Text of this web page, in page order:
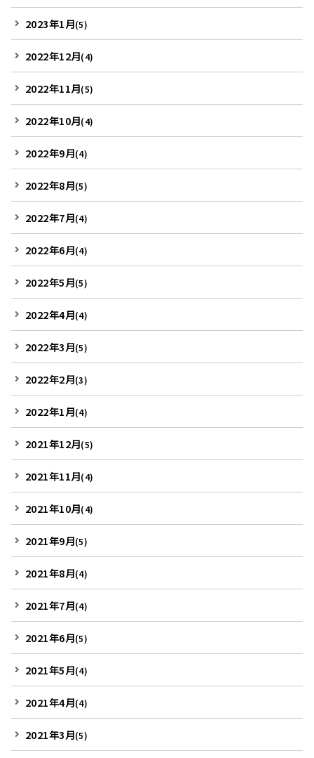
2023年1月(5)
2022年12月(4)
2022年11月(5)
2022年10月(4)
2022年9月(4)
2022年8月(5)
2022年7月(4)
2022年6月(4)
2022年5月(5)
2022年4月(4)
2022年3月(5)
2022年2月(3)
2022年1月(4)
2021年12月(5)
2021年11月(4)
2021年10月(4)
2021年9月(5)
2021年8月(4)
2021年7月(4)
2021年6月(5)
2021年5月(4)
2021年4月(4)
2021年3月(5)